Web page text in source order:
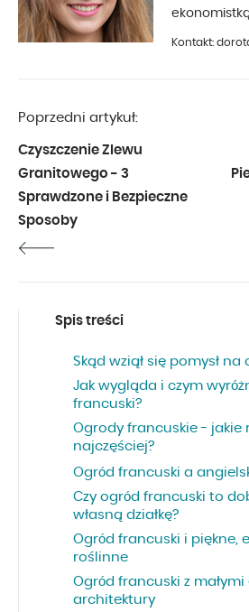
hobby jest
od początku
Kontakt:
Poprzedni artykuł:
Czyszczenie Zlewu
Granitowego - 3
Sprawdzone i Bezpieczne
Sposoby
Spis treści
Skąd wziął się pomysł
Jak wygląda i czym
francuski?
Ogrody francuskie - jakie
najczęściej?
Ogród francuski a
Czy ogród francuski to
własną działkę?
Ogród francuski i piękne,
roślinne
Ogród francuski z
architektury